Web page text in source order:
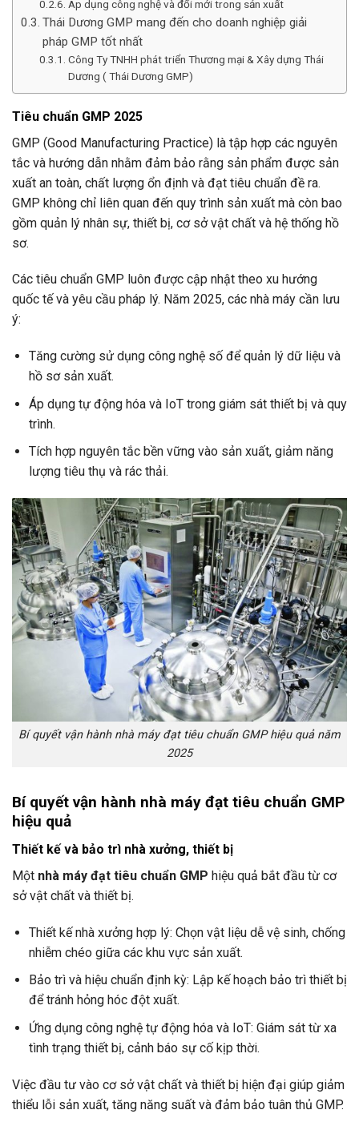
Áp dụng công nghệ và đổi mới trong sản xuất
Thái Dương GMP mang đến cho doanh nghiệp giải
pháp GMP tốt nhất
Công Ty TNHH phát triển Thương mại & Xây dựng Thái
Dương ( Thái Dương GMP)
Tiêu chuẩn GMP 2025
GMP (Good Manufacturing Practice) là tập hợp các nguyên
tắc và hướng dẫn nhằm đảm bảo rằng sản phẩm được sản
xuất an toàn, chất lượng ổn định và đạt tiêu chuẩn đề ra.
GMP không chỉ liên quan đến quy trình sản xuất mà còn bao
gồm quản lý nhân sự, thiết bị, cơ sở vật chất và hệ thống hồ
sơ.
Các tiêu chuẩn GMP luôn được cập nhật theo xu hướng
quốc tế và yêu cầu pháp lý. Năm 2025, các nhà máy cần lưu
ý:
Tăng cường sử dụng công nghệ số để quản lý dữ liệu và
hồ sơ sản xuất.
Áp dụng tự động hóa và IoT trong giám sát thiết bị và quy
trình.
Tích hợp nguyên tắc bền vững vào sản xuất, giảm năng
lượng tiêu thụ và rác thải.
Bí quyết vận hành nhà máy đạt tiêu chuẩn GMP hiệu quả năm
2025
Bí quyết vận hành nhà máy đạt tiêu chuẩn GMP
hiệu quả
Thiết kế và bảo trì nhà xưởng, thiết bị
Một nhà máy đạt tiêu chuẩn GMP hiệu quả bắt đầu từ cơ
sở vật chất và thiết bị.
Thiết kế nhà xưởng hợp lý: Chọn vật liệu dễ vệ sinh, chống
nhiễm chéo giữa các khu vực sản xuất.
Bảo trì và hiệu chuẩn định kỳ: Lập kế hoạch bảo trì thiết bị
để tránh hỏng hóc đột xuất.
Ứng dụng công nghệ tự động hóa và IoT: Giám sát từ xa
tình trạng thiết bị, cảnh báo sự cố kịp thời.
Việc đầu tư vào cơ sở vật chất và thiết bị hiện đại giúp giảm
thiểu lỗi sản xuất, tăng năng suất và đảm bảo tuân thủ GMP.